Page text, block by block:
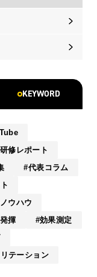
KEYWORD
研修レポート
代表コラム
ウハウ
揮
効果測定
テーション